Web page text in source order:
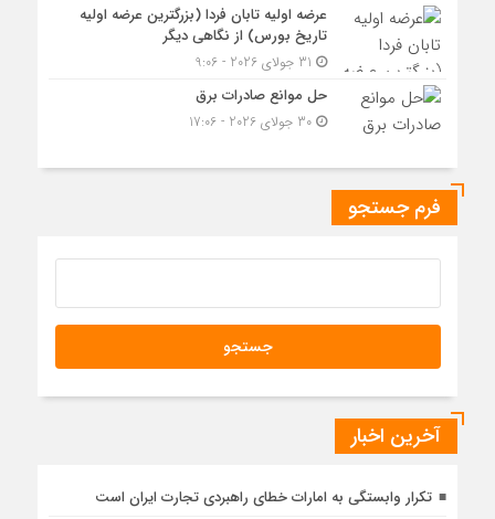
عرضه اولیه تابان فردا (بزرگترین عرضه اولیه
تاریخ بورس) از نگاهی دیگر
حل موانع صادرات برق
30 جولای 2026 - 17:06
فرم جستجو
آخرین اخبار
تکرار وابستگی به امارات خطای راهبردی تجارت ایران است